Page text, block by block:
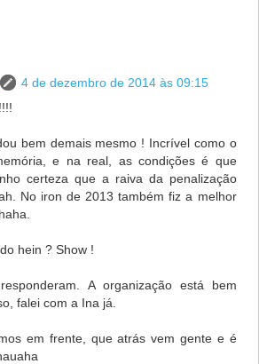
4 de dezembro de 2014 às 09:15
bem demais mesmo ! Incrível como o
e na real, as condições é que
certeza que a raiva da penalização
No iron de 2013 também fiz a melhor
hein ? Show !
A organização está bem
falei com a Ina já.
em frente, que atrás vem gente e é